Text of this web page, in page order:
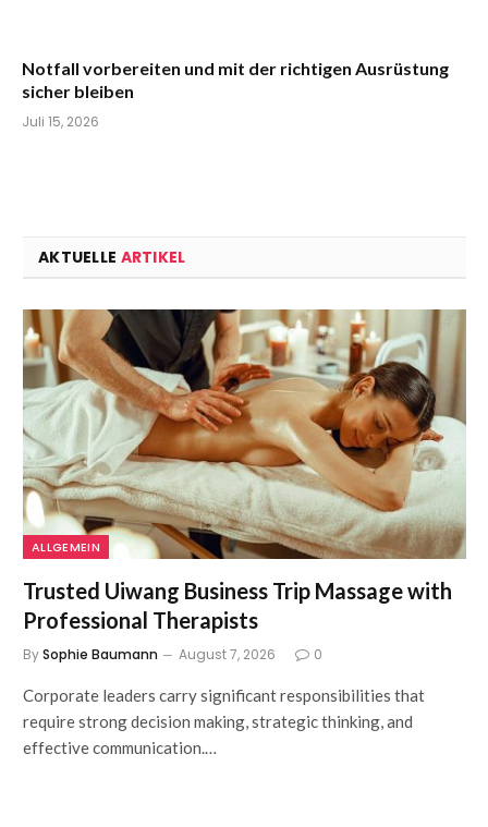
Notfall vorbereiten und mit der richtigen Ausrüstung
sicher bleiben
Juli 15, 2026
AKTUELLE ARTIKEL
ALLGEMEIN
Trusted Uiwang Business Trip Massage with
Professional Therapists
BySophie Baumann August 7, 2026 0
Corporate leaders carry significant responsibilities that
require strong decision making, strategic thinking, and
effective communication.…